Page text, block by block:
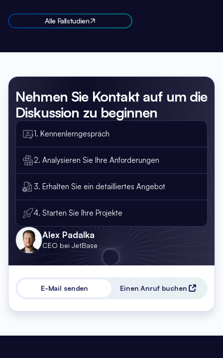
Alle Fallstudien
Nehmen Sie Kontakt auf um die
Diskussion zu beginnen
1. Kennenlerngespräch
2. Analysieren Sie Ihre Anforderungen
3. Erhalten Sie ein detailliertes Angebot
4. Starten Sie Ihre Projekte
Alex Padalka
CEO bei JetBase
E-Mail senden Einen Anruf buchen